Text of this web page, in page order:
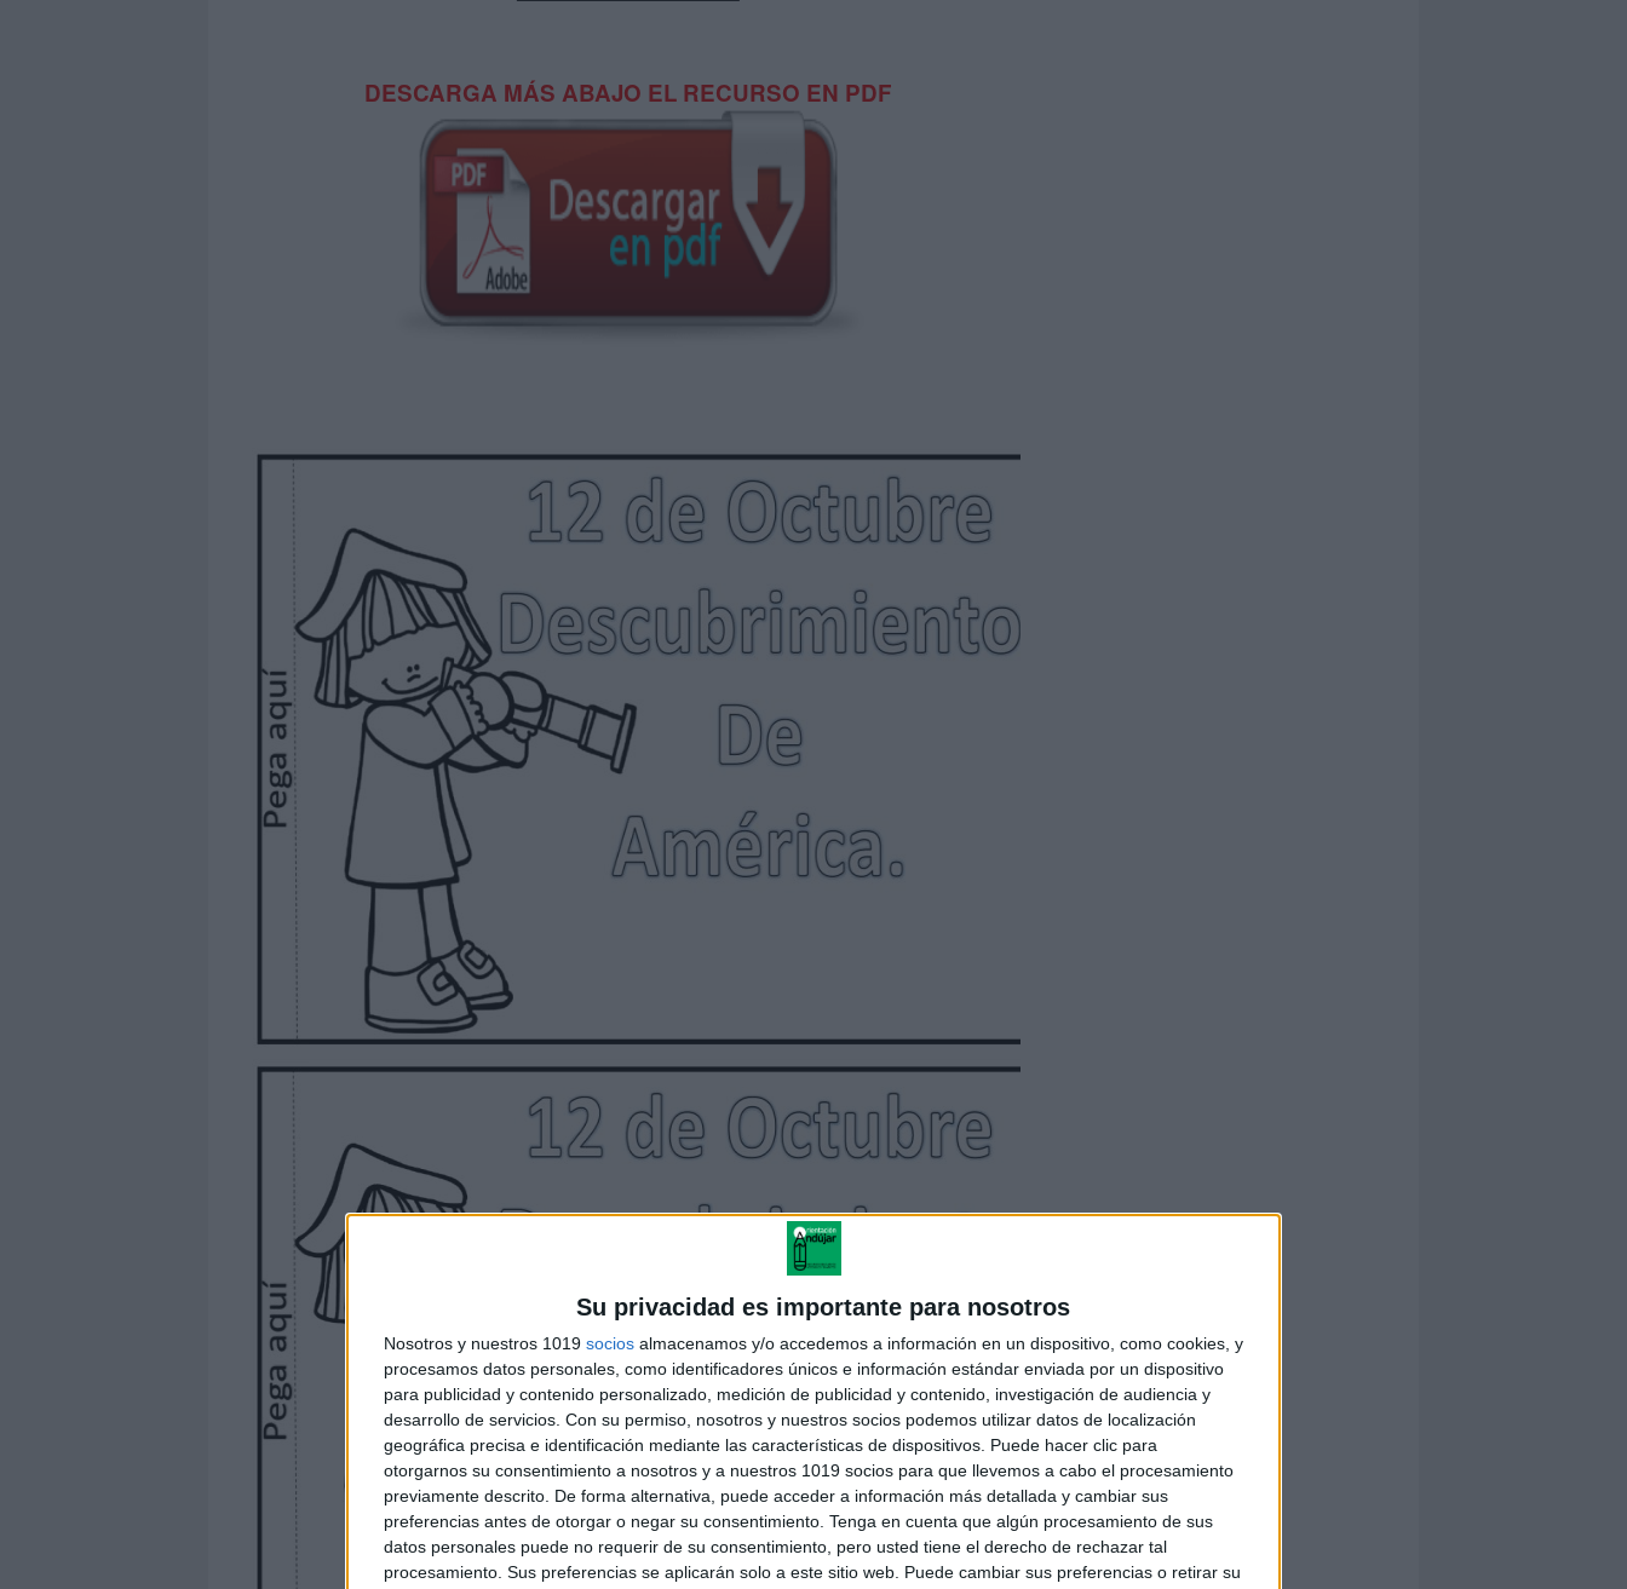
Su privacidad es importante para nosotros
Nosotros y nuestros 1019 socios almacenamos y/o accedemos a información en un dispositivo, como cookies, y
procesamos datos personales, como identificadores únicos e información estándar enviada por un dispositivo
para publicidad y contenido personalizado, medición de publicidad y contenido, investigación de audiencia y
desarrollo de servicios. Con su permiso, nosotros y nuestros socios podemos utilizar datos de localización
geográfica precisa e identificación mediante las características de dispositivos. Puede hacer clic para
otorgarnos su consentimiento a nosotros y a nuestros 1019 socios para que llevemos a cabo el procesamiento
previamente descrito. De forma alternativa, puede acceder a información más detallada y cambiar sus
preferencias antes de otorgar o negar su consentimiento. Tenga en cuenta que algún procesamiento de sus
datos personales puede no requerir de su consentimiento, pero usted tiene el derecho de rechazar tal
procesamiento. Sus preferencias se aplicarán solo a este sitio web. Puede cambiar sus preferencias o retirar su
DESCARGA MÁS ABAJO EL RECURSO EN PDF